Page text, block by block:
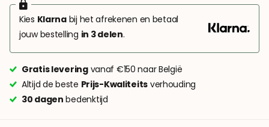
Kies Klarnabij het afrekenen en betaal
jouw bestelling in 3 delen.
Gratis leveringvanaf €150 naar België
Altijd de beste Prijs-Kwaliteits verhouding
30 dagen bedenktijd